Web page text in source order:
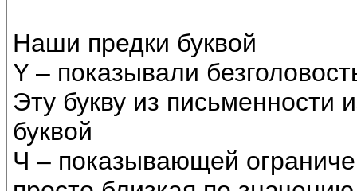
Наши предки буквой
Y – показывали
Эту букву из письменности
буквой
Ч – показывающей